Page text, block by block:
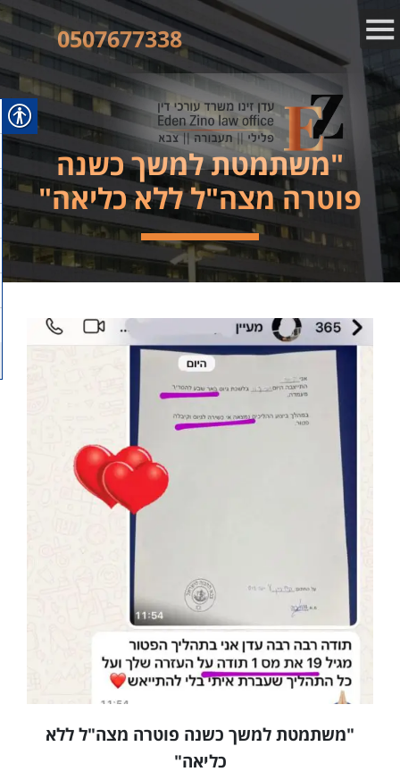
0507677338
"משתמטת למשך כשנה
פוטרה מצה"ל ללא כליאה"
"משתמטת למשך כשנה פוטרה מצה"ל ללא
כליאה"